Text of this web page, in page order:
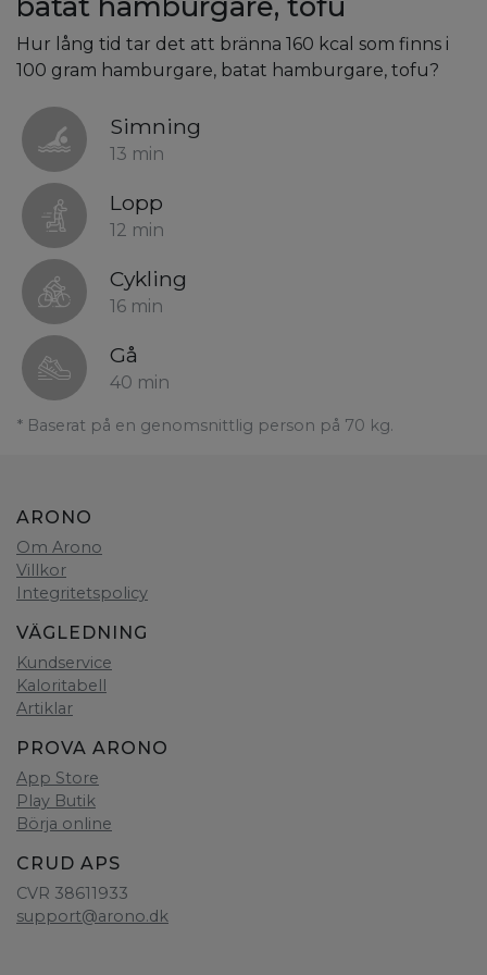
Hur lång tid tar det att bränna 160 kcal som finns i
100 gram hamburgare, batat hamburgare, tofu?
Simning
13 min
Lopp
12 min
Cykling
16 min
Gå
40 min
* Baserat på en genomsnittlig person på 70 kg.
ARONO
Om Arono
Villkor
Integritetspolicy
VÄGLEDNING
Kundservice
Kaloritabell
Artiklar
PROVA ARONO
App Store
Play Butik
Börja online
CRUD APS
CVR 38611933
support@arono.dk